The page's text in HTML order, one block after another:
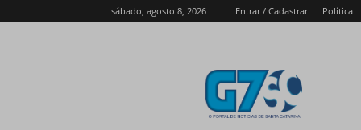
sábado, agosto 8, 2026 Entrar / Cadastrar Política